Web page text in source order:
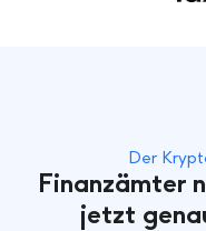
Der
Finanzämter
jetzt